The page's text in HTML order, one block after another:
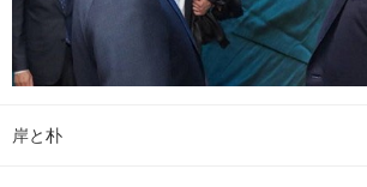
岸と朴